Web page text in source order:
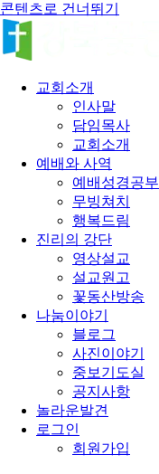
콘텐츠로 건너뛰기
교회소개
인사말
담임목사
교회소개
예배와 사역
예배성경공부
무빙쳐치
행복드림
진리의 강단
영상설교
설교원고
꽃동산방송
나눔이야기
블로그
사진이야기
중보기도실
공지사항
놀라운발견
로그인
회원가입